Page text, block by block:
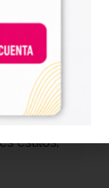
para
su
a sus
estilos,